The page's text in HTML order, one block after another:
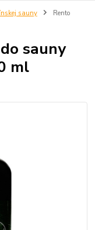
sauny
Rento
sauny
ml